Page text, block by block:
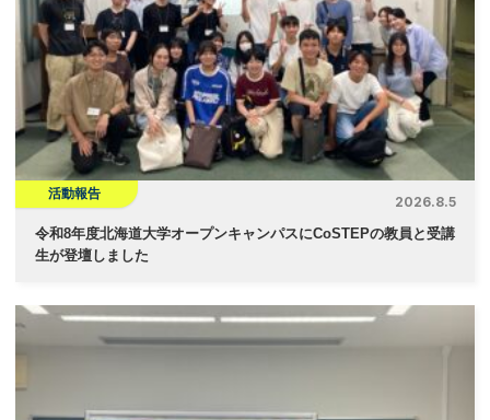
活動報告
2026.8.5
令和8年度北海道大学オープンキャンパスにCoSTEPの教員と受講
生が登壇しました